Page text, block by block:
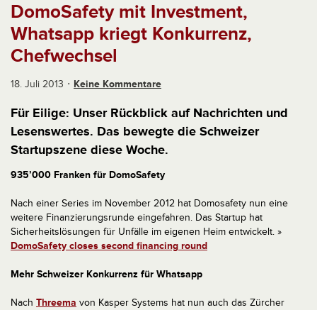
DomoSafety mit Investment,
Whatsapp kriegt Konkurrenz,
Chefwechsel
18. Juli 2013 Keine Kommentare
Für Eilige: Unser Rückblick auf Nachrichten und
Lesenswertes. Das bewegte die Schweizer
Startupszene diese Woche.
935’000 Franken für DomoSafety
Nach einer Series im November 2012 hat Domosafety nun eine
weitere Finanzierungsrunde eingefahren. Das Startup hat
Sicherheitslösungen für Unfälle im eigenen Heim entwickelt. »
DomoSafety closes second financing round
Mehr Schweizer Konkurrenz für Whatsapp
Nach Threema von Kasper Systems hat nun auch das Zürcher